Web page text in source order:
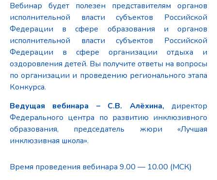
Вебинар будет полезен представителям органов
исполнительной власти субъектов Российской
Федерации в сфере образования и органов
исполнительной власти субъектов Российской
Федерации в сфере организации отдыха и
оздоровления детей. Вы получите ответы на вопросы
по организации и проведению регионального этапа
Конкурса.
Ведущая вебинара – С.В. Алёхина, директор
Федерального центра по развитию инклюзивного
образования, председатель жюри «Лучшая
инклюзивная школа».
Время проведения вебинара 9.00 — 10.00 (МСК)